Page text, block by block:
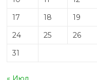
17
18 19
24
25 26
31